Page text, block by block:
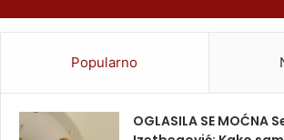
Popularno
OGLASILA SE MOĆNA